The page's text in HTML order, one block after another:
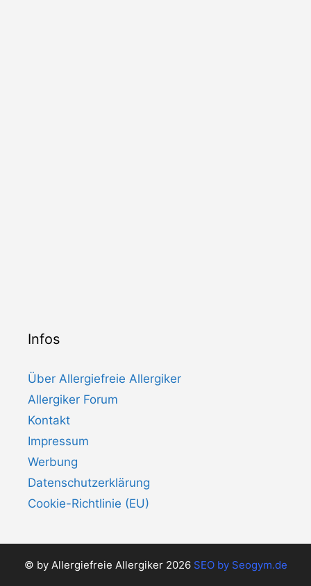
Infos
Über Allergiefreie Allergiker
Allergiker Forum
Kontakt
Impressum
Werbung
Datenschutzerklärung
Cookie-Richtlinie (EU)
© by Allergiefreie Allergiker 2026 SEO by Seogym.de